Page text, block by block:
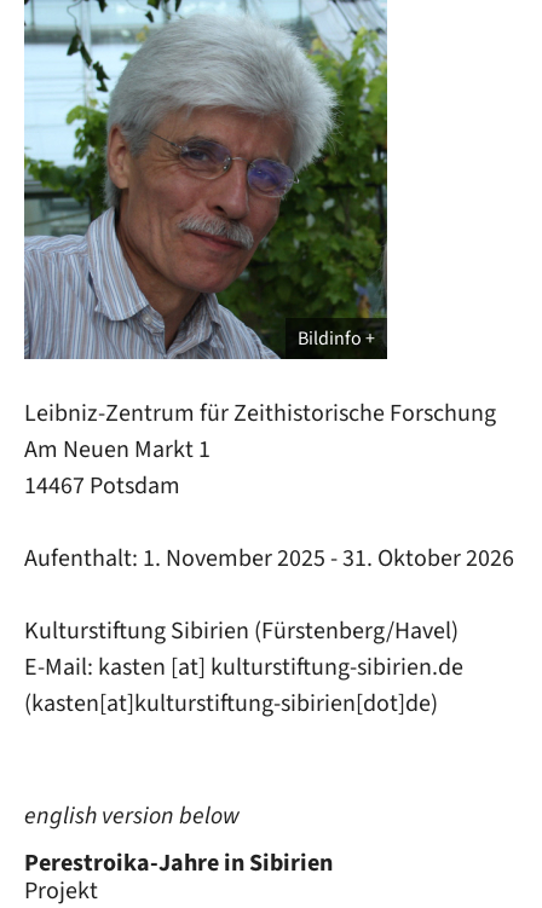
Bildinfo
Leibniz-Zentrum für Zeithistorische Forschung
Am Neuen Markt 1
14467 Potsdam
Aufenthalt: 1. November 2025-31. Oktober 2026
Kulturstiftung Sibirien (Fürstenberg/Havel)
E-Mail: kasten [at] kulturstiftung-sibirien.de
(kasten[at]kulturstiftung-sibirien[dot]de)
english version below
Perestroika-Jahre in Sibirien
Projekt